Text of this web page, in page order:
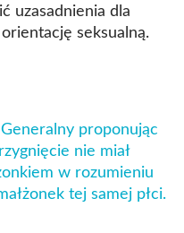
uzasadnienia dla
seksualną.
proponując
nie miał
w rozumieniu
tej samej płci.